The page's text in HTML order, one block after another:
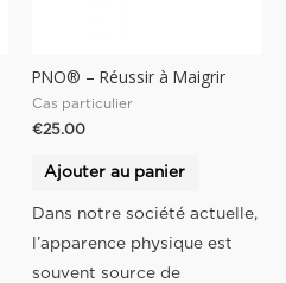
PNO® – Réussir à Maigrir
Cas particulier
€25.00
Ajouter au panier
Dans notre société actuelle,
l’apparence physique est
souvent source de